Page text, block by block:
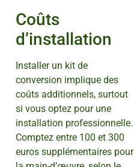
Coûts
d’installation
Installer un kit de
conversion implique des
coûts additionnels, surtout
si vous optez pour une
installation professionnelle.
Comptez entre 100 et 300
euros supplémentaires pour